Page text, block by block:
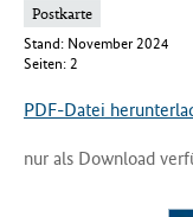
Postkarte
Stand: November 2024
Seiten: 2
PDF-Datei
nur als Download